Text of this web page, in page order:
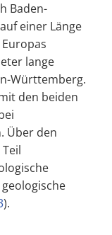
Baden-
einer Länge
lange
Württemberg.
den beiden
Über den
).